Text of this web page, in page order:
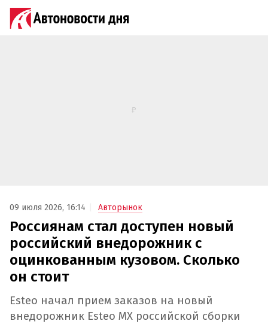
09 июля 2026, 16:14 Авторынок
Россиянам стал доступен новый
российский внедорожник с
оцинкованным кузовом. Сколько
он стоит
Esteo начал прием заказов на новый
внедорожник Esteo MX российской сборки